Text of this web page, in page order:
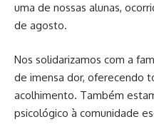
uma de nossas alunas,
de agosto.
Nos solidarizamos com a
de imensa dor, oferecendo
acolhimento. Também
psicológico à comunidade